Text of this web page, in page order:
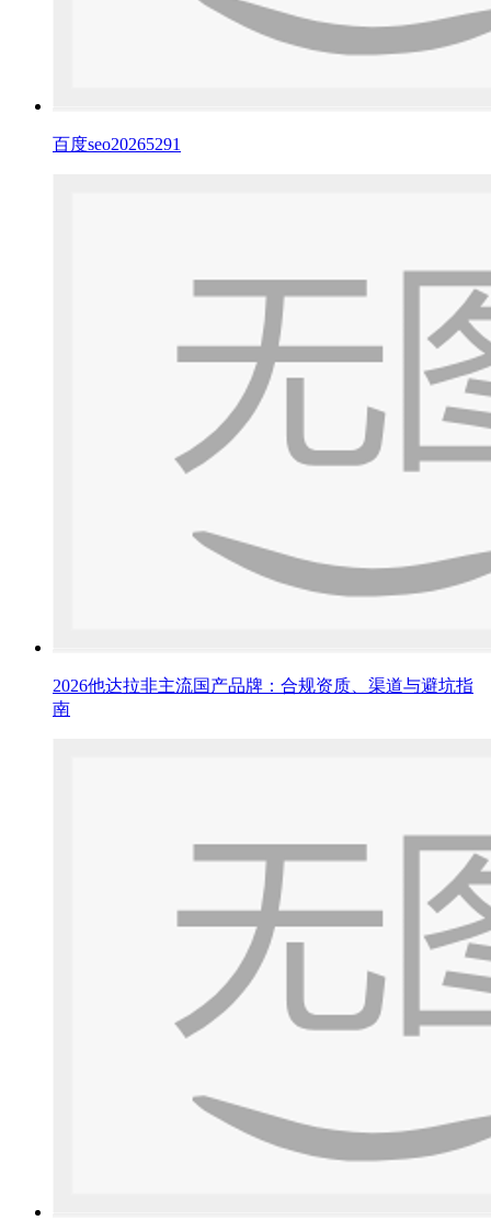
百度seo20265291
2026他达拉非主流国产品牌：合规资质、渠道与避坑指
南